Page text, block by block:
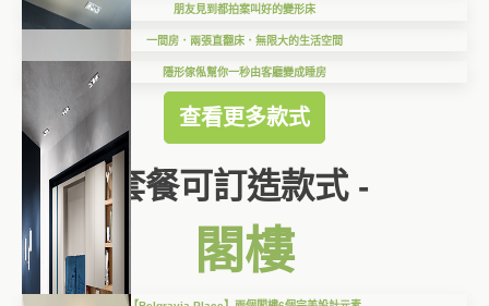
朋友見到都拍案叫好的變形床
一間房．兩張直翻床．無限大的生活空間
隱形傢俬幫你一秒由客廳變成睡房
查看更多款式
套餐可訂造款式 -
閣樓